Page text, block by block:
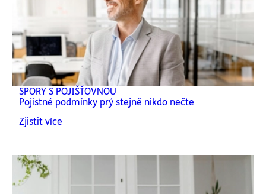
SPORY S POJIŠŤOVNOU
Pojistné podmínky prý stejně nikdo nečte
Zjistit více